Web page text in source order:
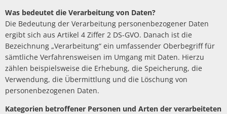
Was bedeutet die Verarbeitung von Daten?
Die Bedeutung der Verarbeitung personenbezogener Daten
ergibt sich aus Artikel 4 Ziffer 2 DS-GVO. Danach ist die
Bezeichnung „Verarbeitung“ ein umfassender Oberbegriff für
sämtliche Verfahrensweisen im Umgang mit Daten. Hierzu
zählen beispielsweise die Erhebung, die Speicherung, die
Verwendung, die Übermittlung und die Löschung von
personenbezogenen Daten.
Kategorien betroffener Personen und Arten der verarbeiteten